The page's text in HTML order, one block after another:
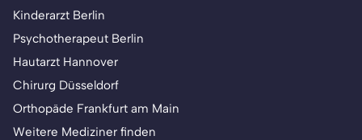
Kinderarzt Berlin
Psychotherapeut Berlin
Hautarzt Hannover
Chirurg Düsseldorf
Orthopäde Frankfurt am Main
Weitere Mediziner finden